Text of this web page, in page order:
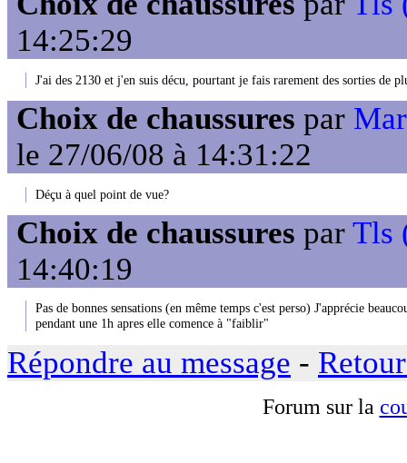
14:25:29
J'ai des 2130 et j'en suis décu, pourtant je fais rarement des sorties de
Choix de chaussures par
le 27/06/08 à 14:31:22
Déçu à quel point de vue?
Choix de chaussures par Tls
14:40:19
Pas de bonnes sensations (en même temps c'est perso) J'apprécie
pendant une 1h apres elle comence à "faiblir"
Répondre au message -
Forum sur la